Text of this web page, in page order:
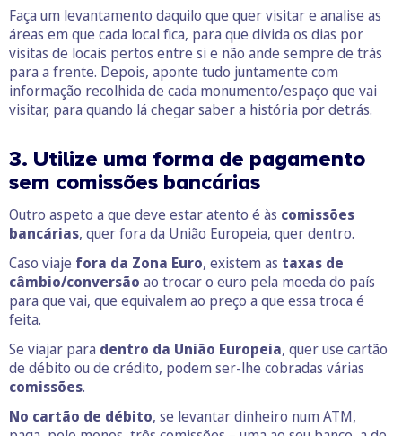
Faça um levantamento daquilo que quer visitar e analise as
áreas em que cada local fica, para que divida os dias por
visitas de locais pertos entre si e não ande sempre de trás
para a frente. Depois, aponte tudo juntamente com
informação recolhida de cada monumento/espaço que vai
visitar, para quando lá chegar saber a história por detrás.
3. Utilize uma forma de pagamento
sem comissões bancárias
Outro aspeto a que deve estar atento é às comissões
bancárias, quer fora da União Europeia, quer dentro.
Caso viaje fora da Zona Euro, existem as taxas de
câmbio/conversão ao trocar o euro pela moeda do país
para que vai, que equivalem ao preço a que essa troca é
feita.
Se viajar para dentro da União Europeia, quer use cartão
de débito ou de crédito, podem ser-lhe cobradas várias
comissões.
No cartão de débito, se levantar dinheiro num ATM,